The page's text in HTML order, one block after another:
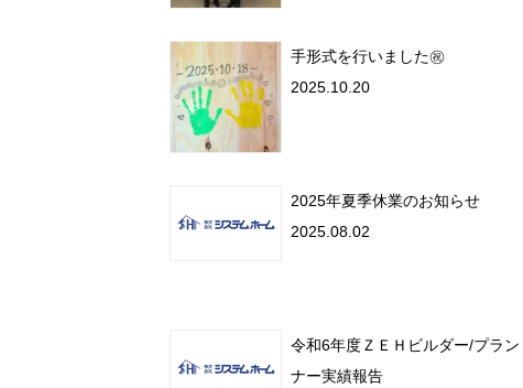
手形式を行いました㊗
2025.10.20
2025年夏季休業のお知らせ
2025.08.02
令和6年度ＺＥＨビルダー/プラン
ナー実績報告